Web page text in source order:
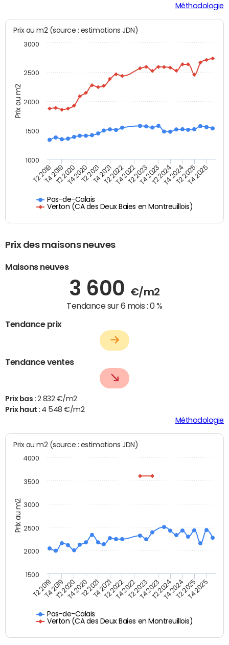
Méthodologie
Prix au m2
Prix au m2 (source : estimations JDN)
Pas-de-Calais
Verton (CA des Deux Baies en Montreuillois)
T2 2019T4 2019T2 2020T4 2020T2 2021T4 2021T2 2022T4 2022T2 2023T4 2023T2 2024T4 2024T2 2025T4 2025
1000
1500
2000
2500
3000
Prix des maisons neuves
Maisons neuves
3 600 €/m2
Tendance sur 6 mois :0 %
Tendance prix
Tendance ventes
Prix bas : 2 832 €/m2
Prix haut : 4 548 €/m2
Méthodologie
Prix au m2
Prix au m2 (source : estimations JDN)
Pas-de-Calais
Verton (CA des Deux Baies en Montreuillois)
T2 2019T4 2019T2 2020T4 2020T2 2021T4 2021T2 2022T4 2022T2 2023T4 2023T2 2024T4 2024T2 2025T4 2025
1500
2000
2500
3000
3500
4000